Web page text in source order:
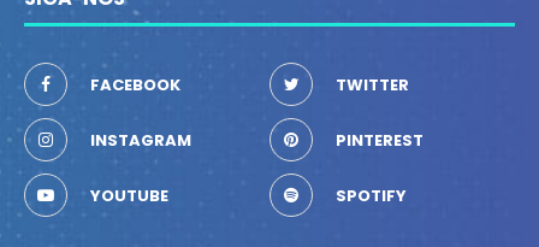
FACEBOOK TWITTER
INSTAGRAM PINTEREST
YOUTUBE SPOTIFY